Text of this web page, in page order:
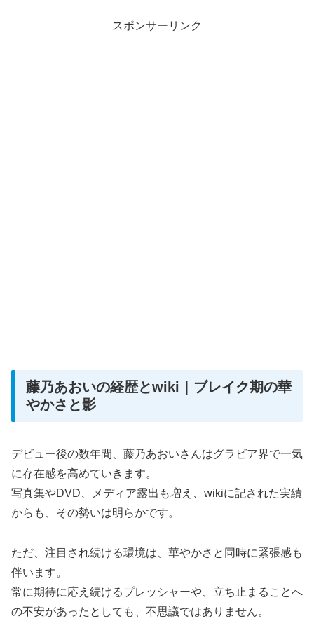
スポンサーリンク
藤乃あおいの経歴とwiki｜ブレイク期の華
やかさと影
デビュー後の数年間、藤乃あおいさんはグラビア界で一気
に存在感を高めていきます。
写真集やDVD、メディア露出も増え、wikiに記された実績
からも、その勢いは明らかです。
ただ、注目され続ける環境は、華やかさと同時に緊張感も
伴います。
常に期待に応え続けるプレッシャーや、立ち止まることへ
の不安があったとしても、不思議ではありません。